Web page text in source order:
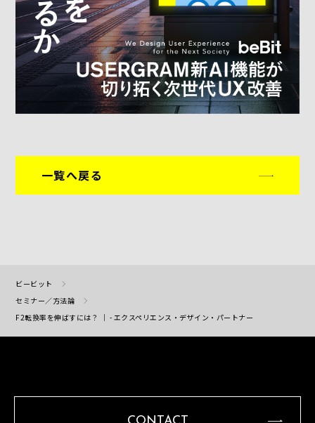
一覧へ戻る
ビービット
セミナー／方法論
F2転換率を伸ばすには？ ｜ - エクスペリエンス・デザイン・パートナー